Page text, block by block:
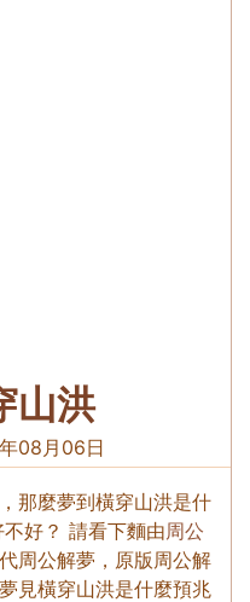
山洪
08月06日
那麼夢到橫穿山洪是什
好？ 請看下麵由周公
周公解夢，原版周公解
見橫穿山洪是什麼預兆